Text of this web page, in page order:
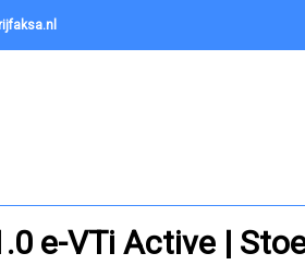
e-VTi Active |